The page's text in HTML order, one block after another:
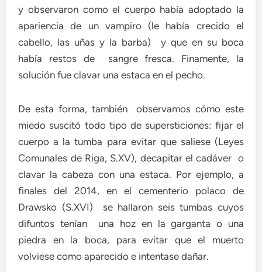
y observaron como el cuerpo había adoptado la
apariencia de un vampiro (le había crecido el
cabello, las uñas y la barba) y que en su boca
había restos de sangre fresca. Finamente, la
solución fue clavar una estaca en el pecho.
De esta forma, también observamos cómo este
miedo suscitó todo tipo de supersticiones: fijar el
cuerpo a la tumba para evitar que saliese (Leyes
Comunales de Riga, S.XV), decapitar el cadáver o
clavar la cabeza con una estaca. Por ejemplo, a
finales del 2014, en el cementerio polaco de
Drawsko (S.XVI) se hallaron seis tumbas cuyos
difuntos tenían una hoz en la garganta o una
piedra en la boca, para evitar que el muerto
volviese como aparecido e intentase dañar.